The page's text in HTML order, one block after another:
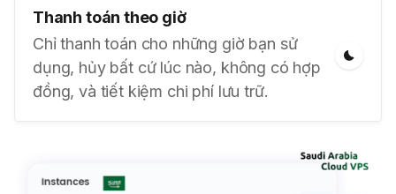
Thanh toán theo giờ
Chỉ thanh toán cho những giờ bạn sử
dụng, hủy bất cứ lúc nào, không có hợp
đồng, và tiết kiệm chi phí lưu trữ.